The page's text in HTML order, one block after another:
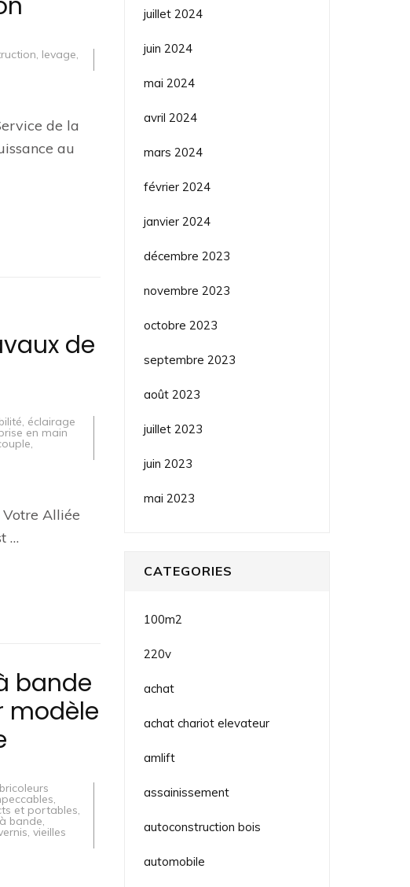
, levage,
de la
au
de
, éclairage
en main
,
Alliée
…
bande
modèle
bricoleurs
,
et portables,
bande,
, vieilles
juillet 2024
juin 2024
mai 2024
avril 2024
mars 2024
février 2024
janvier 2024
décembre 2023
novembre 2023
octobre 2023
septembre 2023
août 2023
juillet 2023
juin 2023
mai 2023
CATEGORIES
100m2
220v
achat
achat chariot elevateur
amlift
assainissement
autoconstruction bois
automobile